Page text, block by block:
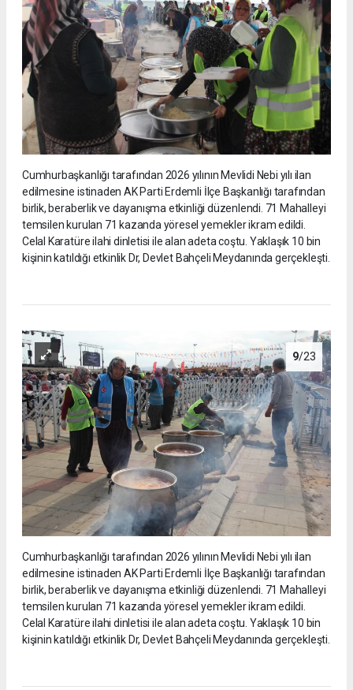
Cumhurbaşkanlığı tarafından 2026 yılının Mevlidi Nebi yılı ilan
edilmesine istinaden AK Parti Erdemli İlçe Başkanlığı tarafından
birlik, beraberlik ve dayanışma etkinliği düzenlendi. 71 Mahalleyi
temsilen kurulan 71 kazanda yöresel yemekler ikram edildi.
Celal Karatüre ilahi dinletisi ile alan adeta coştu. Yaklaşık 10 bin
kişinin katıldığı etkinlik Dr, Devlet Bahçeli Meydanında gerçekleşti.
9/23
Cumhurbaşkanlığı tarafından 2026 yılının Mevlidi Nebi yılı ilan
edilmesine istinaden AK Parti Erdemli İlçe Başkanlığı tarafından
birlik, beraberlik ve dayanışma etkinliği düzenlendi. 71 Mahalleyi
temsilen kurulan 71 kazanda yöresel yemekler ikram edildi.
Celal Karatüre ilahi dinletisi ile alan adeta coştu. Yaklaşık 10 bin
kişinin katıldığı etkinlik Dr, Devlet Bahçeli Meydanında gerçekleşti.